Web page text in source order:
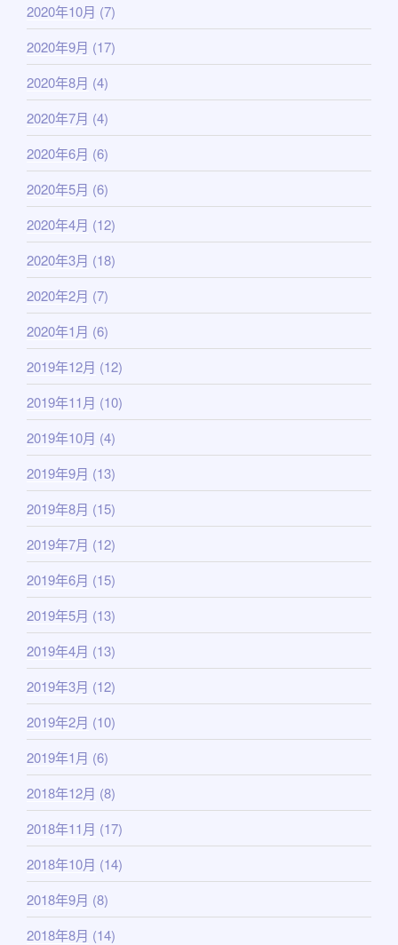
2020年10月 (7)
2020年9月 (17)
2020年8月 (4)
2020年7月 (4)
2020年6月 (6)
2020年5月 (6)
2020年4月 (12)
2020年3月 (18)
2020年2月 (7)
2020年1月 (6)
2019年12月 (12)
2019年11月 (10)
2019年10月 (4)
2019年9月 (13)
2019年8月 (15)
2019年7月 (12)
2019年6月 (15)
2019年5月 (13)
2019年4月 (13)
2019年3月 (12)
2019年2月 (10)
2019年1月 (6)
2018年12月 (8)
2018年11月 (17)
2018年10月 (14)
2018年9月 (8)
2018年8月 (14)